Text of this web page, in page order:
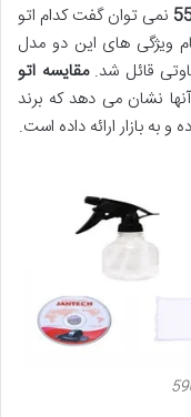
نمی توان گفت کدام اتو
ویژگی های این دو مدل
قائل شد.مقایسه اتو
نشان می دهد که برند
به بازار ارائه داده است.